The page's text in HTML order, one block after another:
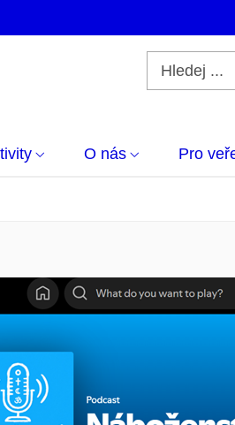
O nás Pro